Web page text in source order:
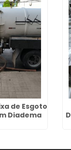
de Esgoto
Diadema